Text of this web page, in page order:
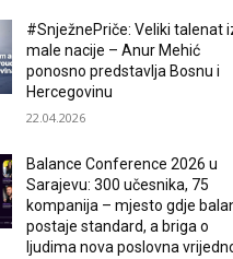
#SnježnePriče: Veliki talenat
male nacije – Anur Mehić
ponosno predstavlja Bosnu i
Hercegovinu
22.04.2026
Balance Conference 2026 u
Sarajevu: 300 učesnika, 75
kompanija – mjesto gdje
postaje standard, a briga o
ljudima nova poslovna